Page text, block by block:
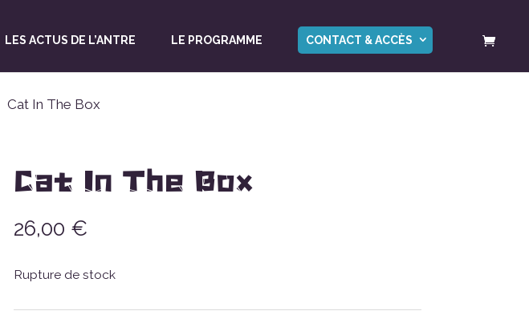
LES ACTUS DE L’ANTRE LE PROGRAMME CONTACT & ACCÈS
Cat In The Box
Cat In The Box
26,00 €
Rupture de stock